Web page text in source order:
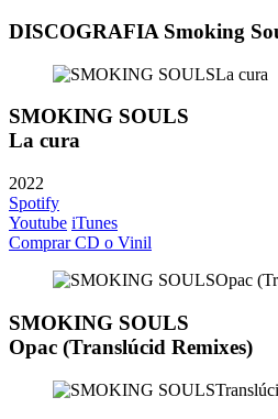
DISCOGRAFIA Smoking
SMOKING SOULS
La cura
2022
Spotify
Youtube iTunes
Comprar CD o Vinil
SMOKING SOULS
Opac (Translúcid Remixes)